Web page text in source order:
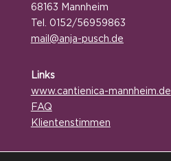
68163 Mannheim
Tel. 0152/56959863
mail@anja-pusch.de
Links
www. cantienica-mannheim.de
FAQ
Klientenstimmen